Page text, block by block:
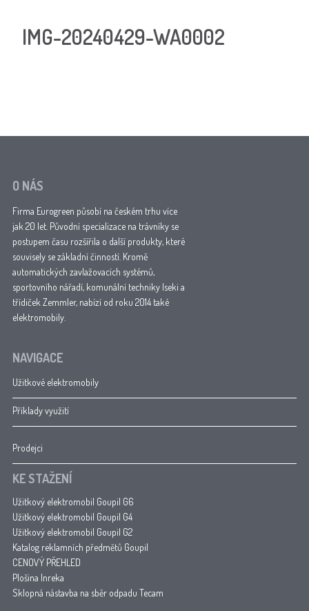
IMG-20240429-WA0002
O NÁS
Firma Eurogreen působí na českém trhu více
jak 20 let. Původní specializace na trávníky se
postupem času rozšířila o další produkty, které
souvisely se základní činností. Kromě
automatických zavlažovacích systémů,
sportovního nářadí, komunální techniky Iseki a
třídiček Zemmler, nabízí od roku 2014 také
elektromobily.
NAVIGACE
Užitkové elektromobily
Příklady využití
Prodejci
KE STAŽENÍ
Užitkový elektromobil Goupil G6
Užitkový elektromobil Goupil G4
Užitkový elektromobil Goupil G2
Katalog reklamních předmětů Goupil
CENOVÝ PŘEHLED
Plošina Inreka
Sklopná nástavba na sběr odpadu Tecam